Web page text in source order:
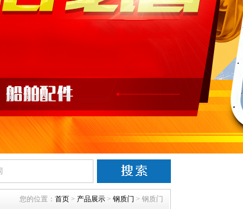
您的位置： 首页 > 产品展示 > 钢质门 > 钢质门